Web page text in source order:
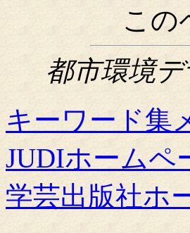
この
都市環境
キーワード集
JUDIホームペ
学芸出版社ホ